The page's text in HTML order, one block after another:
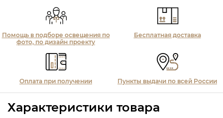
Помощь в подборе освещения по
фото, по дизайн проекту
Бесплатная доставка
Оплата при получении Пункты выдачи по всей России
Характеристики товара